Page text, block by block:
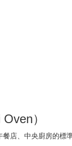
）
店、中央廚房的標